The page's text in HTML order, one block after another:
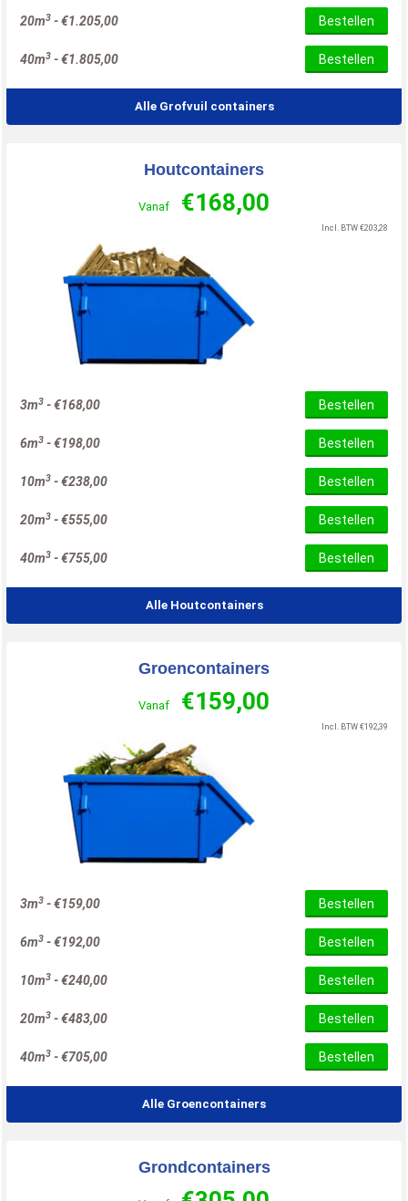
20m3 -€1.205,00 Bestellen
40m3 -€1.805,00 Bestellen
Alle Grofvuil containers
Houtcontainers
Vanaf €168,00
Incl. BTW €203,28
3m3 -€168,00 Bestellen
6m3 -€198,00 Bestellen
10m3 -€238,00 Bestellen
20m3 -€555,00 Bestellen
40m3 -€755,00 Bestellen
Alle Houtcontainers
Groencontainers
Vanaf €159,00
Incl. BTW €192,39
3m3 -€159,00 Bestellen
6m3 -€192,00 Bestellen
10m3 -€240,00 Bestellen
20m3 -€483,00 Bestellen
40m3 -€705,00 Bestellen
Alle Groencontainers
Grondcontainers